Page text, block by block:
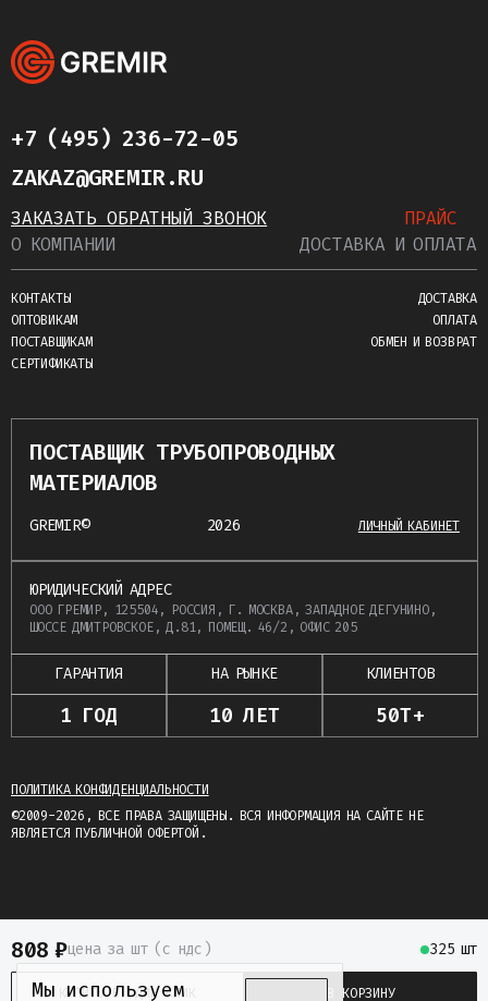
Мы используем
808 ₽цена за шт (c ндс) 325 шт
В КОРЗИНУ
КУПИТЬ В ОДИН КЛИК
+7 (495) 236-72-05
ZAKAZ@GREMIR.RU
ЗАКАЗАТЬ ОБРАТНЫЙ ЗВОНОК
ПРАЙС
О КОМПАНИИ
КОНТАКТЫ
ОПТОВИКАМ
ПОСТАВЩИКАМ
СЕРТИФИКАТЫ
ДОСТАВКА И ОПЛАТА
ДОСТАВКА
ОПЛАТА
ОБМЕН И ВОЗВРАТ
ПОСТАВЩИК ТРУБОПРОВОДНЫХ
МАТЕРИАЛОВ
GREMIR© 2026 ЛИЧНЫЙ КАБИНЕТ
ЮРИДИЧЕСКИЙ АДРЕС
ООО ГРЕМИР, 125504, РОССИЯ, Г. МОСКВА, ЗАПАДНОЕ ДЕГУНИНО,
ШОССЕ ДМИТРОВСКОЕ, Д.81, ПОМЕЩ. 46/2, ОФИС 205
ГАРАНТИЯ
1 ГОД
НА РЫНКЕ
10 ЛЕТ
КЛИЕНТОВ
50Т+
©2009-2026, ВСЕ ПРАВА ЗАЩИЩЕНЫ. ВСЯ ИНФОРМАЦИЯ НА САЙТЕ НЕ
ЯВЛЯЕТСЯ ПУБЛИЧНОЙ ОФЕРТОЙ.
ПОЛИТИКА КОНФИДЕНЦИАЛЬНОСТИ